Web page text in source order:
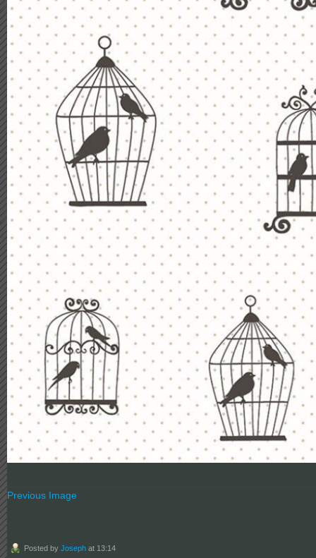
Previous Image
Posted by Joseph at 13:14